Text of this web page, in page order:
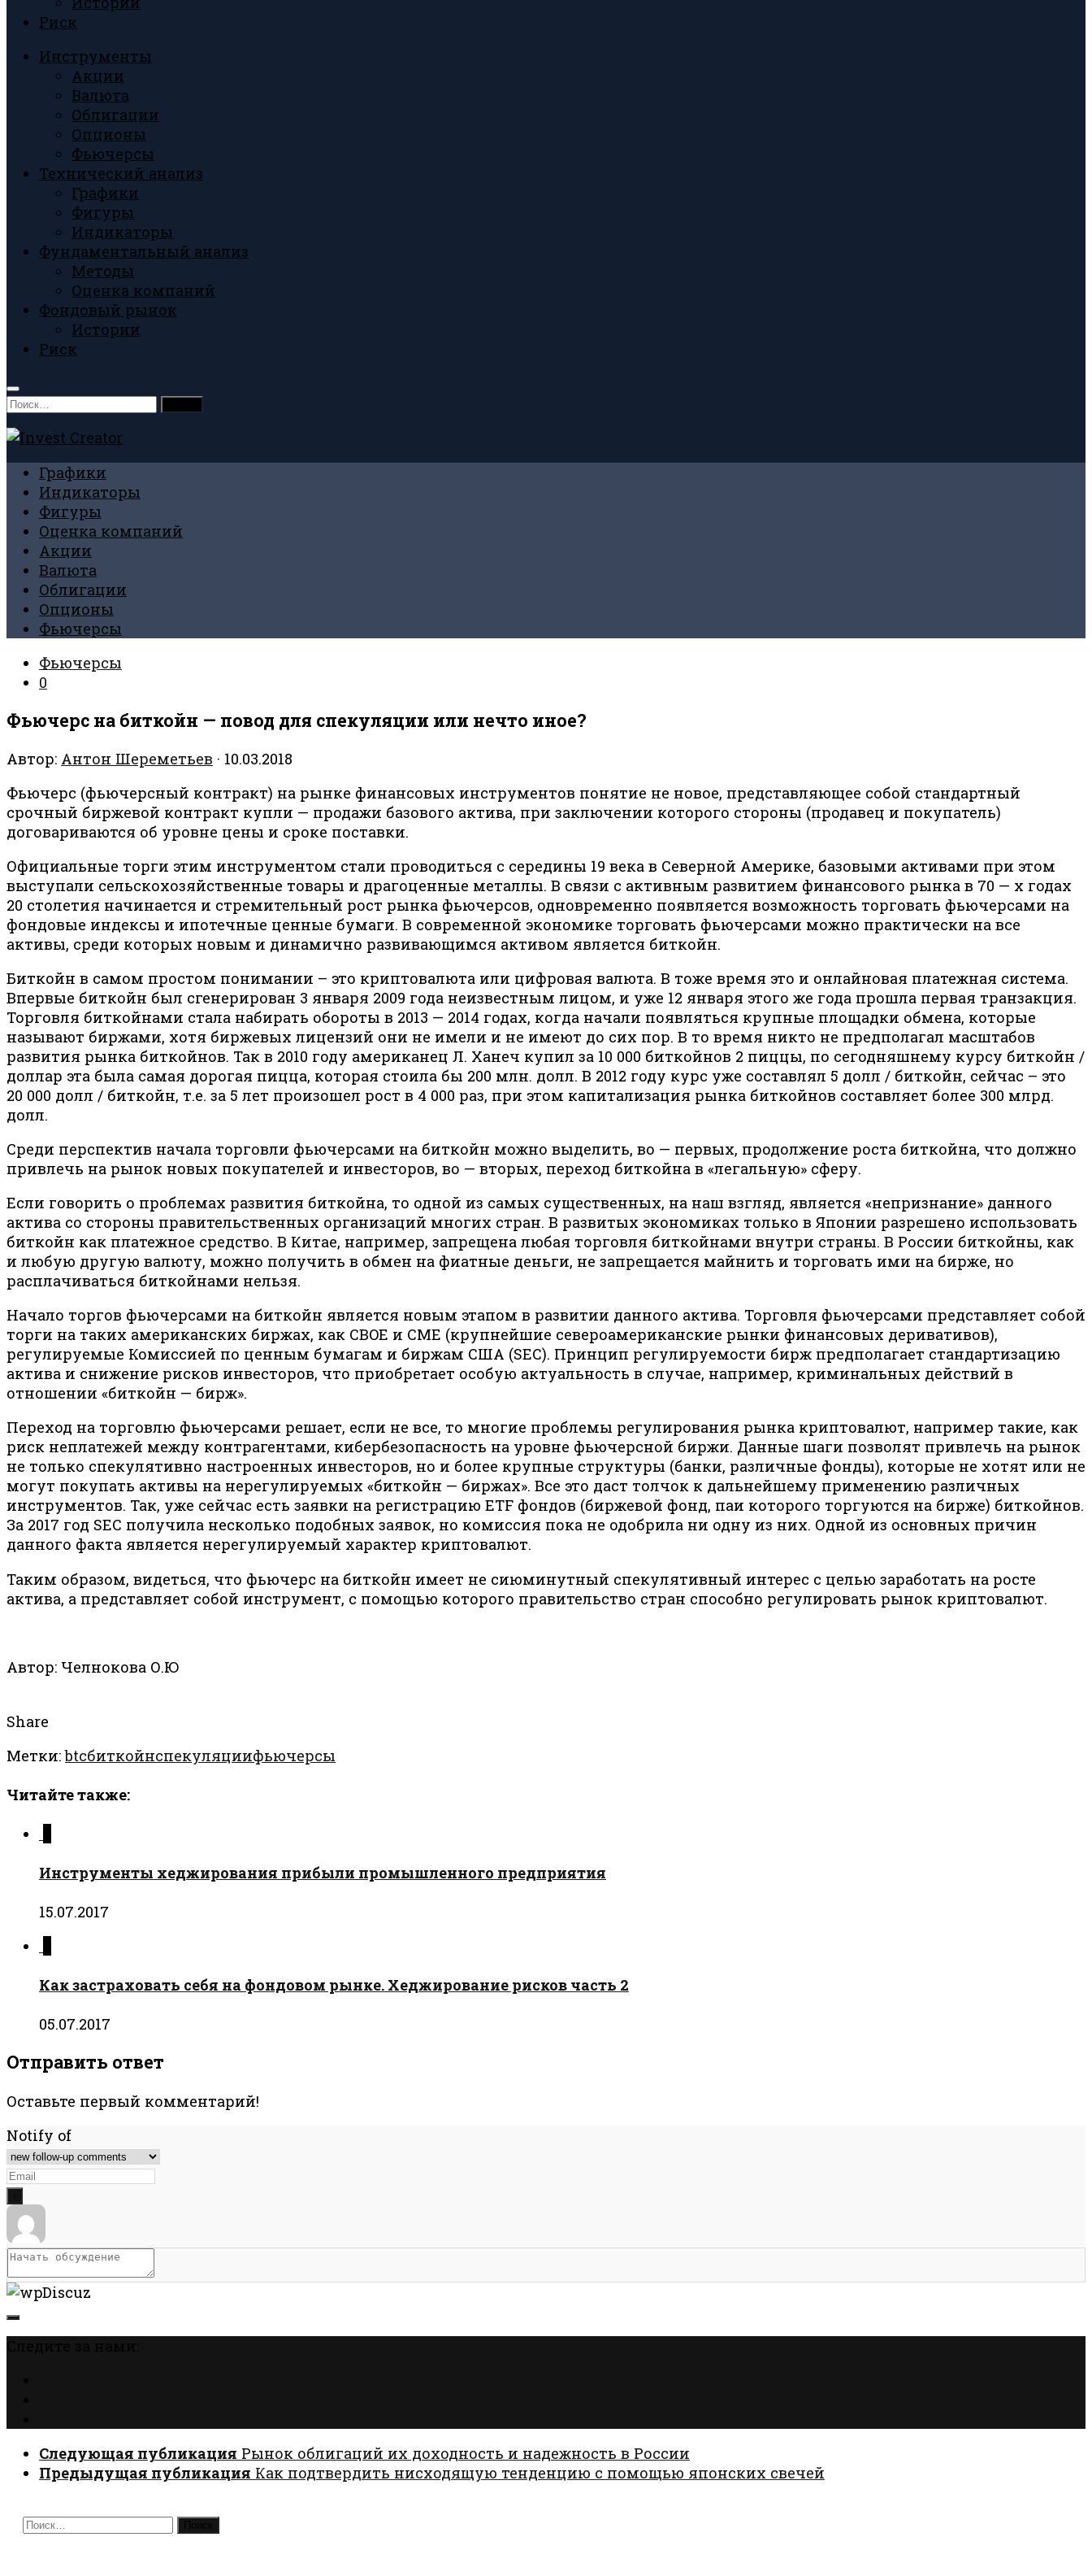
Риск
Инструменты
Акции
Валюта
Облигации
Опционы
Фьючерсы
Технический анализ
Графики
Фигуры
Индикаторы
Фундаментальный анализ
Методы
Оценка компаний
Фондовый рынок
Истории
Риск
Найти:
Графики
Индикаторы
Фигуры
Оценка компаний
Акции
Валюта
Облигации
Опционы
Фьючерсы
Фьючерсы
0
Фьючерс на биткойн — повод для спекуляции или нечто иное?
Автор: Антон Шереметьев · 10.03.2018
Фьючерс (фьючерсный контракт) на рынке финансовых инструментов понятие не новое, представляющее собой стандартный
срочный биржевой контракт купли — продажи базового актива, при заключении которого стороны (продавец и покупатель)
договариваются об уровне цены и сроке поставки.
Официальные торги этим инструментом стали проводиться с середины 19 века в Северной Америке, базовыми активами при этом
выступали сельскохозяйственные товары и драгоценные металлы. В связи с активным развитием финансового рынка в 70 — х годах
20 столетия начинается и стремительный рост рынка фьючерсов, одновременно появляется возможность торговать фьючерсами на
фондовые индексы и ипотечные ценные бумаги. В современной экономике торговать фьючерсами можно практически на все
активы, среди которых новым и динамично развивающимся активом является биткойн.
Биткойн в самом простом понимании – это криптовалюта или цифровая валюта. В тоже время это и онлайновая платежная система.
Впервые биткойн был сгенерирован 3 января 2009 года неизвестным лицом, и уже 12 января этого же года прошла первая транзакция.
Торговля биткойнами стала набирать обороты в 2013 — 2014 годах, когда начали появляться крупные площадки обмена, которые
называют биржами, хотя биржевых лицензий они не имели и не имеют до сих пор. В то время никто не предполагал масштабов
развития рынка биткойнов. Так в 2010 году американец Л. Ханеч купил за 10 000 биткойнов 2 пиццы, по сегодняшнему курсу биткойн /
доллар эта была самая дорогая пицца, которая стоила бы 200 млн. долл. В 2012 году курс уже составлял 5 долл / биткойн, сейчас – это
20 000 долл / биткойн, т.е. за 5 лет произошел рост в 4 000 раз, при этом капитализация рынка биткойнов составляет более 300 млрд.
долл.
Среди перспектив начала торговли фьючерсами на биткойн можно выделить, во — первых, продолжение роста биткойна, что должно
привлечь на рынок новых покупателей и инвесторов, во — вторых, переход биткойна в «легальную» сферу.
Если говорить о проблемах развития биткойна, то одной из самых существенных, на наш взгляд, является «непризнание» данного
актива со стороны правительственных организаций многих стран. В развитых экономиках только в Японии разрешено использовать
биткойн как платежное средство. В Китае, например, запрещена любая торговля биткойнами внутри страны. В России биткойны, как
и любую другую валюту, можно получить в обмен на фиатные деньги, не запрещается майнить и торговать ими на бирже, но
расплачиваться биткойнами нельзя.
Начало торгов фьючерсами на биткойн является новым этапом в развитии данного актива. Торговля фьючерсами представляет собой
торги на таких американских биржах, как CBOE и CME (крупнейшие североамериканские рынки финансовых деривативов),
регулируемые Комиссией по ценным бумагам и биржам США (SEC). Принцип регулируемости бирж предполагает стандартизацию
актива и снижение рисков инвесторов, что приобретает особую актуальность в случае, например, криминальных действий в
отношении «биткойн — бирж».
Переход на торговлю фьючерсами решает, если не все, то многие проблемы регулирования рынка криптовалют, например такие, как
риск неплатежей между контрагентами, кибербезопасность на уровне фьючерсной биржи. Данные шаги позволят привлечь на рынок
не только спекулятивно настроенных инвесторов, но и более крупные структуры (банки, различные фонды), которые не хотят или не
могут покупать активы на нерегулируемых «биткойн — биржах». Все это даст толчок к дальнейшему применению различных
инструментов. Так, уже сейчас есть заявки на регистрацию ETF фондов (биржевой фонд, паи которого торгуются на бирже) биткойнов.
За 2017 год SEC получила несколько подобных заявок, но комиссия пока не одобрила ни одну из них. Одной из основных причин
данного факта является нерегулируемый характер криптовалют.
Таким образом, видеться, что фьючерс на биткойн имеет не сиюминутный спекулятивный интерес с целью заработать на росте
актива, а представляет собой инструмент, с помощью которого правительство стран способно регулировать рынок криптовалют.
Автор: Челнокова О.Ю
Share
Метки: btcбиткойнспекуляциифьючерсы
Читайте также:
Инструменты хеджирования прибыли промышленного предприятия
15.07.2017
Как застраховать себя на фондовом рынке. Хеджирование рисков часть 2
05.07.2017
Отправить ответ
Оставьте первый комментарий!
Notify of
Следующая публикация Рынок облигаций их доходность и надежность в России
Предыдущая публикация Как подтвердить нисходящую тенденцию с помощью японских свечей
Найти: